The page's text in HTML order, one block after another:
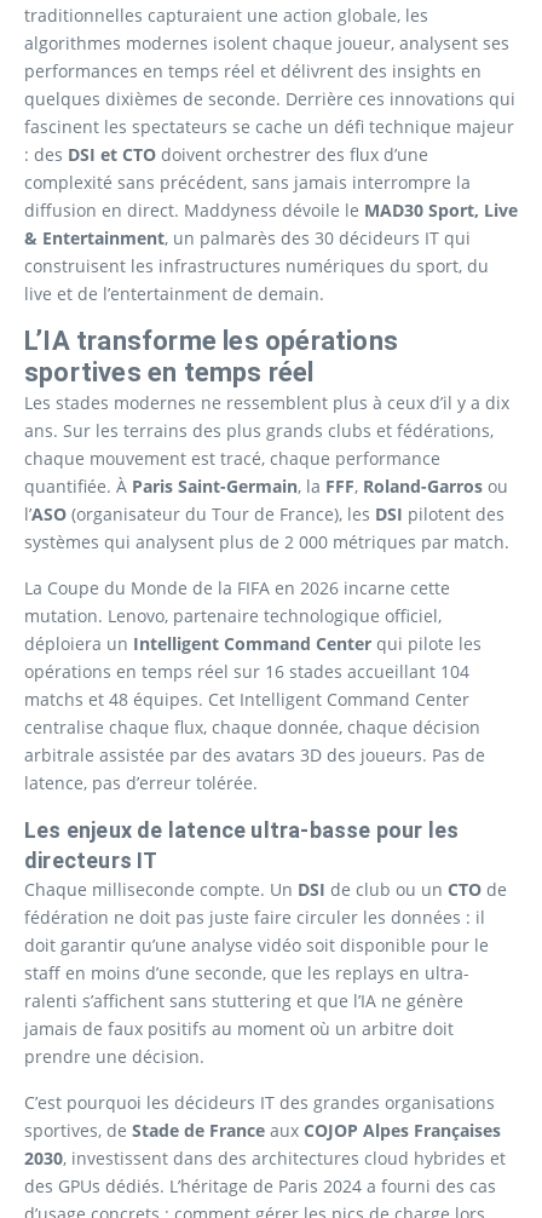
traditionnelles capturaient une action globale, les
algorithmes modernes isolent chaque joueur, analysent ses
performances en temps réel et délivrent des insights en
quelques dixièmes de seconde. Derrière ces innovations qui
fascinent les spectateurs se cache un défi technique majeur
: des DSI et CTO doivent orchestrer des flux d’une
complexité sans précédent, sans jamais interrompre la
diffusion en direct. Maddyness dévoile le MAD30 Sport, Live
& Entertainment, un palmarès des 30 décideurs IT qui
construisent les infrastructures numériques du sport, du
live et de l’entertainment de demain.
L’IA transforme les opérations
sportives en temps réel
Les stades modernes ne ressemblent plus à ceux d’il y a dix
ans. Sur les terrains des plus grands clubs et fédérations,
chaque mouvement est tracé, chaque performance
quantifiée. À Paris Saint-Germain, la FFF, Roland-Garros ou
l’ASO (organisateur du Tour de France), les DSI pilotent des
systèmes qui analysent plus de 2 000 métriques par match.
La Coupe du Monde de la FIFA en 2026 incarne cette
mutation. Lenovo, partenaire technologique officiel,
déploiera un Intelligent Command Center qui pilote les
opérations en temps réel sur 16 stades accueillant 104
matchs et 48 équipes. Cet Intelligent Command Center
centralise chaque flux, chaque donnée, chaque décision
arbitrale assistée par des avatars 3D des joueurs. Pas de
latence, pas d’erreur tolérée.
Les enjeux de latence ultra-basse pour les
directeurs IT
Chaque milliseconde compte. Un DSI de club ou un CTO de
fédération ne doit pas juste faire circuler les données : il
doit garantir qu’une analyse vidéo soit disponible pour le
staff en moins d’une seconde, que les replays en ultra-
ralenti s’affichent sans stuttering et que l’IA ne génère
jamais de faux positifs au moment où un arbitre doit
prendre une décision.
C’est pourquoi les décideurs IT des grandes organisations
sportives, de Stade de France aux COJOP Alpes Françaises
2030, investissent dans des architectures cloud hybrides et
des GPUs dédiés. L’héritage de Paris 2024 a fourni des cas